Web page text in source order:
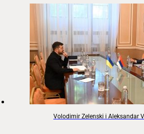
Volodimir Zelenski i Aleksandar